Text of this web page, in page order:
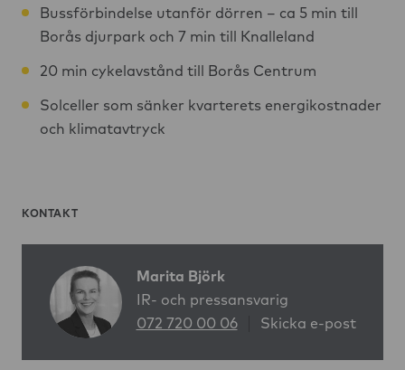
Bussförbindelse utanför dörren – ca 5 min till
Borås djurpark och 7 min till Knalleland
20 min cykelavstånd till Borås Centrum
Solceller som sänker kvarterets energikostnader
och klimatavtryck
KONTAKT
Marita Björk
IR- och pressansvarig
072 720 00 06
Skicka e-post